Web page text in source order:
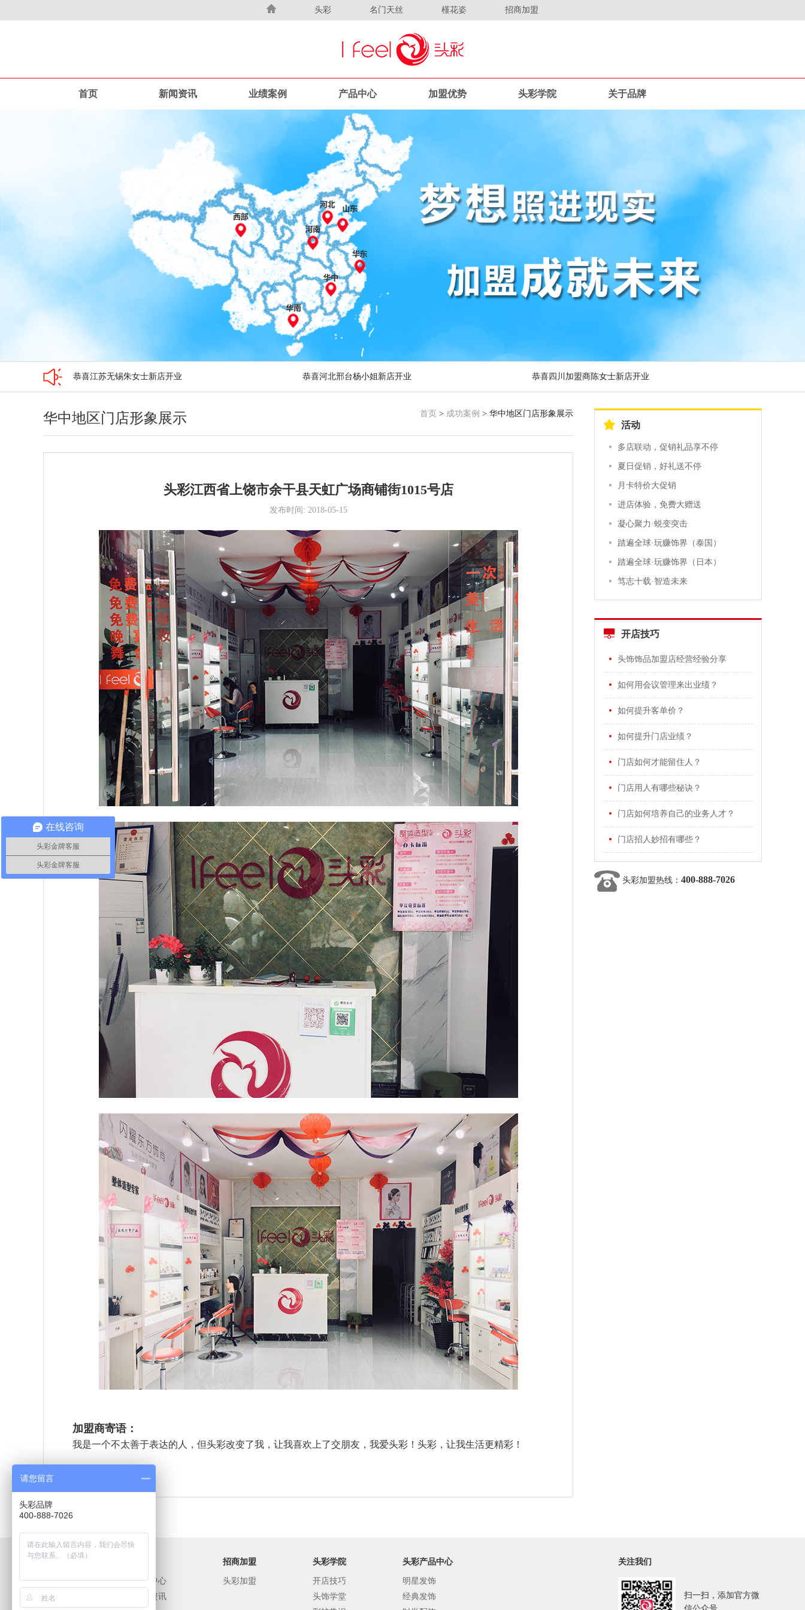
头彩 名门天丝 槿花姿 招商加盟
首页 新闻资讯 业绩案例 产品中心 加盟优势 头彩学院 关于品牌
恭喜江苏无锡朱女士新店开业 恭喜河北邢台杨小姐新店开业
恭喜四川加盟商陈女士新店开业
恭喜广西加盟商石女士新店开业
恭喜河北衡水王女士加盟头彩
恭喜江西上官女士、杨女士加盟头彩
华中地区门店形象展示 首页 > 成功案例 > 华中地区门店形象展示
头彩江西省上饶市余干县天虹广场商铺街1015号店
发布时间: 2018-05-15
加盟商寄语：
我是一个不太善于表达的人，但头彩改变了我，让我喜欢上了交朋友，我爱头彩！头彩，让我生活更精彩！
活动
多店联动，促销礼品享不停
夏日促销，好礼送不停
月卡特价大促销
进店体验，免费大赠送
凝心聚力·蜕变突击
踏遍全球·玩赚饰界（泰国）
踏遍全球·玩赚饰界（日本）
笃志十载·智造未来
开店技巧
头饰饰品加盟店经营经验分享
如何用会议管理来出业绩？
如何提升客单价？
如何提升门店业绩？
门店如何才能留住人？
门店用人有哪些秘诀？
门店如何培养自己的业务人才？
门店招人妙招有哪些？
头彩加盟热线：400-888-7026
关于我们
关于头彩
品牌优势
产品中心
新闻资讯
招商加盟
头彩加盟
头彩学院
开店技巧
头饰学堂
头彩产品中心
明星发饰
经典发饰
关注我们
扫一扫，添加官方微
在线咨询
头彩金牌客服
头彩金牌客服
请您留言
头彩品牌
400-888-7026